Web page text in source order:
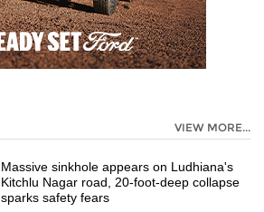
VIEW MORE...
Massive sinkhole appears on Ludhiana's
Kitchlu Nagar road, 20-foot-deep collapse
sparks safety fears